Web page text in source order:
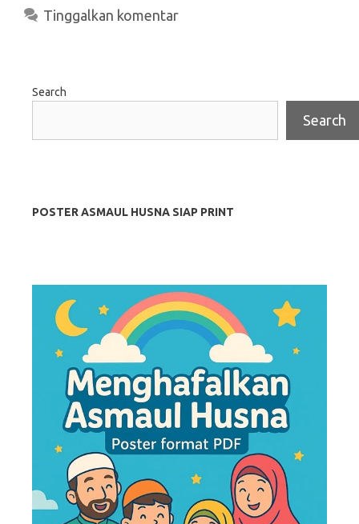
Tinggalkan komentar
Search
Search
POSTER ASMAUL HUSNA SIAP PRINT